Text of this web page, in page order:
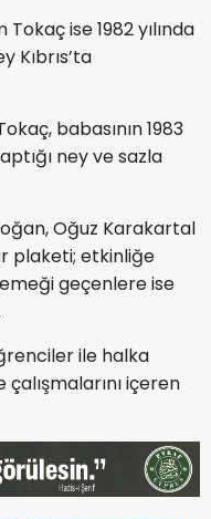
ise 1982 yılında
Kıbrıs’ta
babasının 1983
ney ve sazla
Oğuz Karakartal
plaketi; etkinliğe
geçenlere ise
ile halka
içeren